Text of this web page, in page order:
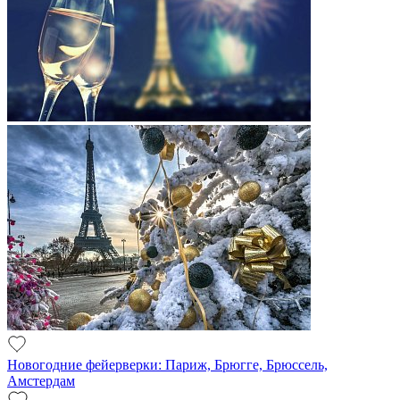
Новогодние фейерверки: Париж, Брюгге, Брюссель,
Амстердам